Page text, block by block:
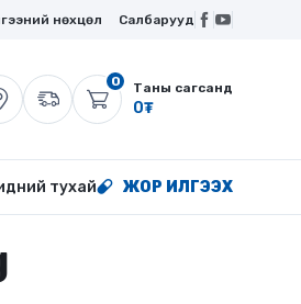
нөхцөл Салбарууд
0 Таны сагсанд
0₮
тухай ЖОР ИЛГЭЭХ